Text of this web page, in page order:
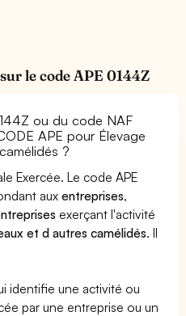
le code APE 0144Z
ou du code NAF
APE pour Élevage
?
Exercée. Le code APE
auxentreprises,
exerçant l'activité
et d autres camélidés. Il
identifie une activité ou
par une entreprise ou un